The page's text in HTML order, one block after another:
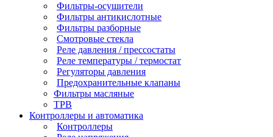
Фильтры-осушители
Фильтры антикислотные
Фильтры разборные
Смотровые стекла
Реле давления / прессостаты
Реле температуры / термостат
Регуляторы давления
Предохранительные клапаны
Фильтры масляные
ТРВ
Контроллеры и автоматика
Контроллеры